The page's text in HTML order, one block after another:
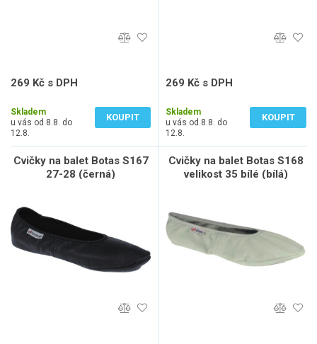
269 Kč s DPH
Skladem
u vás od 8.8. do
12.8.
KOUPIT
269 Kč s DPH
Skladem
u vás od 8.8. do
12.8.
KOUPIT
Cvičky na balet Botas S167
27-28 (černá)
Cvičky na balet Botas S168
velikost 35 bílé (bílá)